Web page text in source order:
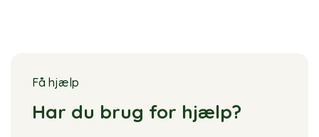
Få hjælp
Har du brug for hjælp?